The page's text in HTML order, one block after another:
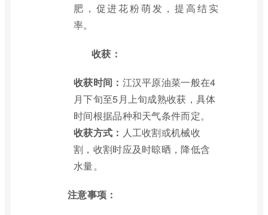
肥，促进花粉萌发，提高结实
率。
收获：
收获时间： 江汉平原油菜一般在4
月下旬至5月上旬成熟收获，具体
时间根据品种和天气条件而定。
收获方式： 人工收割或机械收
割，收割时应及时晾晒，降低含
水量。
注意事项：